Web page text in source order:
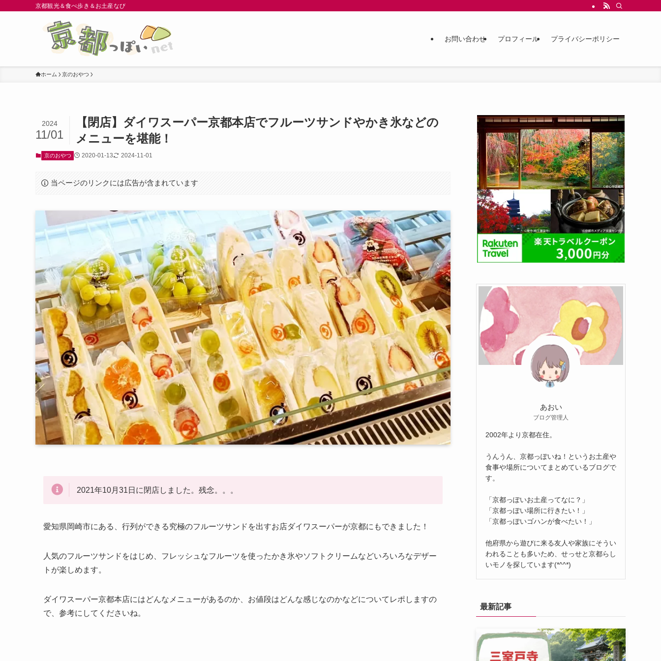
京都観光＆食べ歩き＆お土産なび
お問い合わせ プロフィール プライバシーポリシー
ホーム 京のおやつ
【閉店】ダイワスーパー京都本店でフルーツサンドやかき氷などの
メニューを堪能！
2024
11/01
京のおやつ 2020-01-13 2024-11-01
当ページのリンクには広告が含まれています
2021年10月31日に閉店しました。残念。。。
愛知県岡崎市にある、行列ができる究極のフルーツサンドを出すお店ダイワスーパーが京都にもできました！
人気のフルーツサンドをはじめ、フレッシュなフルーツを使ったかき氷やソフトクリームなどいろいろなデザー
トが楽しめます。
ダイワスーパー京都本店にはどんなメニューがあるのか、お値段はどんな感じなのかなどについてレポしますの
で、参考にしてくださいね。
あおい
ブログ管理人
2002年より京都在住。
うんうん、京都っぽいね！というお土産や
食事や場所についてまとめているブログで
す。
「京都っぽいお土産ってなに？」
「京都っぽい場所に行きたい！」
「京都っぽいゴハンが食べたい！」
他府県から遊びに来る友人や家族にそうい
われることも多いため、せっせと京都らし
いモノを探しています(*^^*)
最新記事